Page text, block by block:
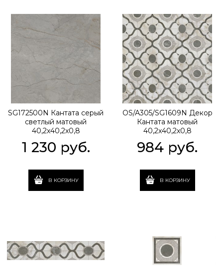
SG172500N Кантата серый
светлый матовый
40,2x40,2x0,8
1 230 руб.
В КОРЗИНУ
OS/A305/SG1609N Декор
Кантата матовый
40,2x40,2x0,8
984 руб.
В КОРЗИНУ